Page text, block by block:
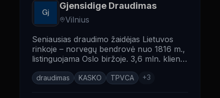
Gjensidige Draudimas
Vilnius
Seniausias draudimo žaidėjas Lietuvos
rinkoje – norvegų bendrovė nuo 1816 m.,
listinguojama Oslo biržoje. 3,6 mln. klientų
draudimas KASKO TPVCA +3